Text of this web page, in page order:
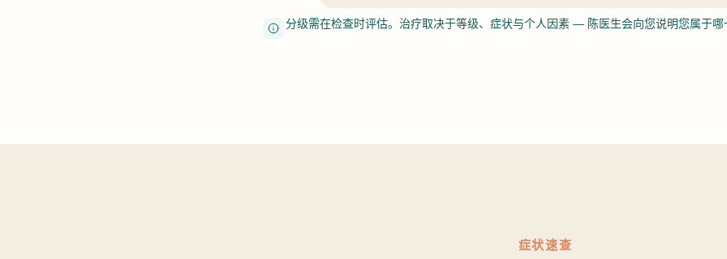
分级需在检查时评估。治疗取决于等级、症状与个人因素 — 陈医生会向您说明您属于哪
症状速查